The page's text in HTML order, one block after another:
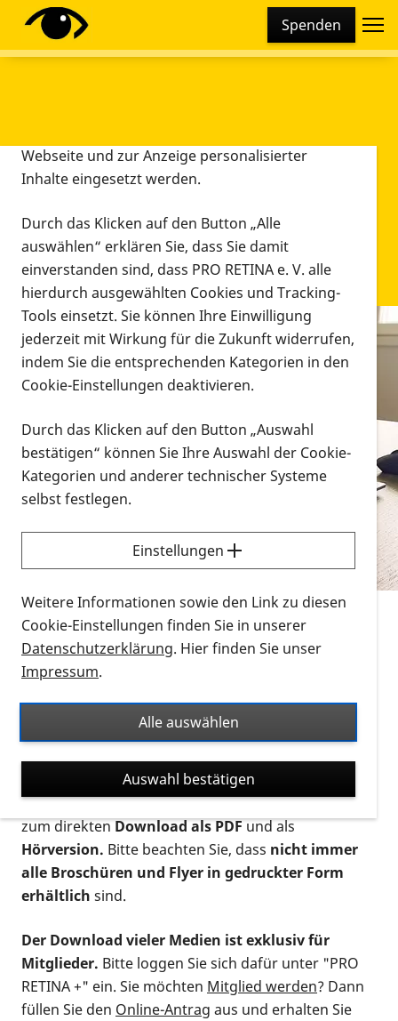
Spenden
Infomaterial
Infomaterial
Vorlesen
Alle Infomaterialien in verschiedenen
Formaten an einem Ort
Sie möchten wissen, wie Sie nach Infonmaterial
suchen und dieses bestellen bzw. herunterladen
können? Schauen Sie sich dieErklärvideos zum
Thema Infomaterial auf der PRO RETINA-Website
für blinde und sehbehinderte Menschen an.
Auf dieser Seite finden Sie sämtliches Infomaterial
Ort. Nutzen Sie den Formatfilter, um ausschließlich
nach Flyern und Broschüren, Audios oder Videos zu
suchen. Die meisten Flyer und Broschüren werden in
verschiedenen Formaten angeboten: zur
postalischen Bestellung als gedruckte Variante
zum direktenDownload als PDFund als
Hörversion. Bitte beachten Sie, dass nicht immer
alle Broschüren und Flyer in gedruckter Form
erhältlich sind.
Der Download vieler Medien ist exklusiv für
Mitglieder. Bitte loggen Sie sich dafür unter "PRO
RETINA +" ein. Sie möchten Mitglied werden? Dann
füllen Sie den Online-Antrag aus und erhalten Sie
Diese Webseite setzt verschiedene Cookies und
Tracking-Tools ein. Dies beinhaltet Cookies und
Webseite und zur Anzeige personalisierter
Inhalte eingesetzt werden.
Durch das Klicken auf den Button „Alle
auswählen“ erklären Sie, dass Sie damit
einverstanden sind, dass PRO RETINA e. V. alle
hierdurch ausgewählten Cookies und Tracking-
Tools einsetzt. Sie können Ihre Einwilligung
jederzeit mit Wirkung für die Zukunft widerrufen,
indem Sie die entsprechenden Kategorien in den
Cookie-Einstellungen deaktivieren.
Durch das Klicken auf den Button „Auswahl
bestätigen“ können Sie Ihre Auswahl der Cookie-
Kategorien und anderer technischer Systeme
selbst festlegen.
Einstellungen
Weitere Informationen sowie den Link zu diesen
Cookie-Einstellungen finden Sie in unserer
Datenschutzerklärung. Hier finden Sie unser
Impressum.
Alle auswählen
Auswahl bestätigen